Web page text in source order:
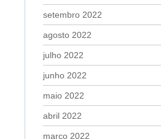
setembro 2022
agosto 2022
julho 2022
junho 2022
maio 2022
abril 2022
março 2022